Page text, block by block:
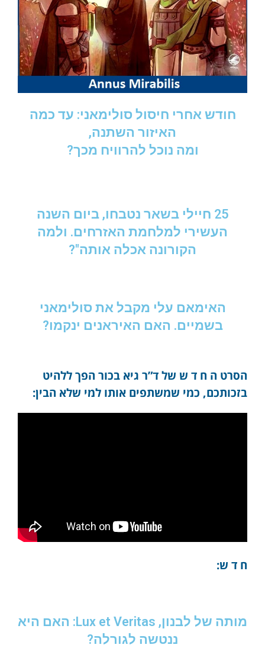
חודש אחרי חיסול סולימאני: עד כמה
האיזור השתנה,
ומה נוכל להרוויח מכך?
25 חיילי בשאר נטבחו, ביום השנה
העשירי למלחמת האזרחים. ולמה
הקורונה אכלה אותה"?
האימאם עלי מקבל את סולימאני
בשמיים. האם האיראנים ינקמו?
הסרט ה ח ד ש של ד”ר גיא בכור הפך ללהיט
בזכותכם, כמי שמשתפים אותו למי שלא הבין:
ח ד ש:
מותה של לבנון, Lux et Veritas: האם היא
ננטשה לגורלה?